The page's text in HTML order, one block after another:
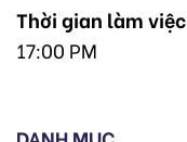
Thời gian làm việc
17:00 PM